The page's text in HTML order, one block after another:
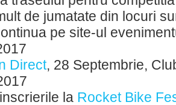
de jumatate din locuri
pe site-ul
Direct, 28 Septembrie,
la Rocket Bike